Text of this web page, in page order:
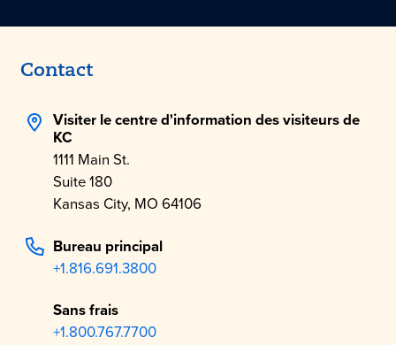
Contact
Visiter lecentre d'information desvisiteurs de
KC
1111 Main St.
Suite 180
Kansas City, MO 64106
Bureau principal
+1.816.691.3800
Sans frais
+1.800.767.7700